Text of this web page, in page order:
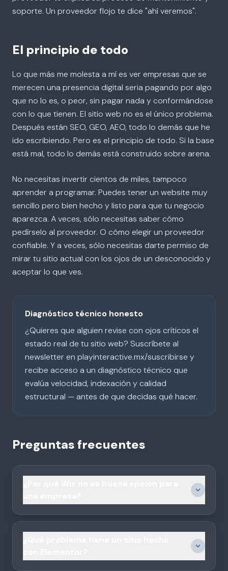
soporte. Un proveedor flojo te dice "ahí veremos".
El principio de todo
Lo que más me molesta a mí es ver empresas que se
merecen una presencia digital seria pagando por algo
que no lo es, o peor, sin pagar nada y conformándose
con lo que tienen. El sitio web no es el único problema.
Después están SEO, GEO, AEO, todo lo demás que he
ido escribiendo. Pero es el principio de todo. Si la base
está mal, todo lo demás está construido sobre arena.
No necesitas invertir cientos de miles, tampoco
aprender a programar. Puedes tener un website muy
sencillo pero bien hecho y listo para que tu negocio
aparezca. A veces, sólo necesitas saber cómo
pedírselo al proveedor. O cómo elegir un proveedor
confiable. Y a veces, sólo necesitas darte permiso de
mirar tu sitio actual con los ojos de un desconocido y
aceptar lo que ves.
Diagnóstico técnico honesto
¿Quieres que alguien revise con ojos críticos el
estado real de tu sitio web? Suscríbete al
newsletter en playinteractive.mx/suscribirse y
recibe acceso a un diagnóstico técnico que
evalúa velocidad, indexación y calidad
estructural — antes de que decidas qué hacer.
Preguntas frecuentes